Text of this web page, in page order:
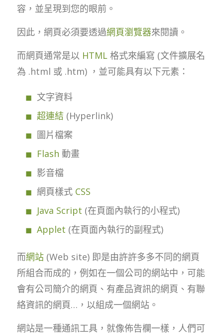
容，並呈現到您的眼前。
因此，網頁必須要透過網頁瀏覽器來閱讀。
而網頁通常是以 HTML格式來編寫 (文件擴展名
為 .html 或 .htm) ，並可能具有以下元素：
文字資料
超連結 (Hyperlink)
圖片檔案
Flash 動畫
影音檔
網頁樣式 CSS
Java Script (在頁面內執行的小程式)
Applet (在頁面內執行的副程式)
而網站(Web site) 即是由許許多多不同的網頁
所組合而成的，例如在一個公司的網站中，可能
會有公司簡介的網頁、有產品資訊的網頁、有聯
絡資訊的網頁…，以組成一個網站。
網站是一種通訊工具，就像佈告欄一樣，人們可